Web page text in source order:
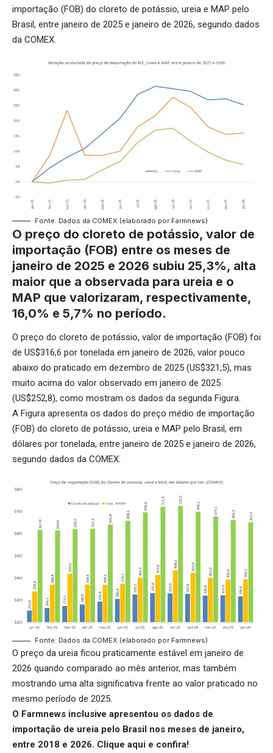
importação (FOB) do cloreto de potássio, ureia e MAP pelo
Brasil, entre janeiro de 2025 e janeiro de 2026, segundo dados
da COMEX.
Fonte: Dados da COMEX (elaborado por Farmnews)
O preço do cloreto de potássio, valor de
importação (FOB) entre os meses de
janeiro de 2025 e 2026 subiu 25,3%, alta
maior que a observada para ureia e o
MAP que valorizaram, respectivamente,
16,0% e 5,7% no período.
O preço do cloreto de potássio, valor de importação (FOB) foi
de US$316,6 por tonelada em janeiro de 2026, valor pouco
abaixo do praticado em dezembro de 2025 (US$321,5), mas
muito acima do valor observado em janeiro de 2025
(US$252,8), como mostram os dados da segunda Figura.
A Figura apresenta os dados do preço médio de importação
(FOB) do cloreto de potássio, ureia e MAP pelo Brasil, em
dólares por tonelada, entre janeiro de 2025 e janeiro de 2026,
segundo dados da COMEX.
Fonte: Dados da COMEX (elaborado por Farmnews)
O preço da ureia ficou praticamente estável em janeiro de
2026 quando comparado ao mês anterior, mas também
mostrando uma alta significativa frente ao valor praticado no
mesmo período de 2025.
O Farmnews inclusive apresentou os dados de
importação de ureia pelo Brasil nos meses de janeiro,
entre 2018 e 2026. Clique aqui e confira!